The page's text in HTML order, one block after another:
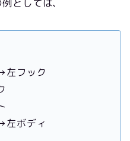
としては、
フック
ボディ